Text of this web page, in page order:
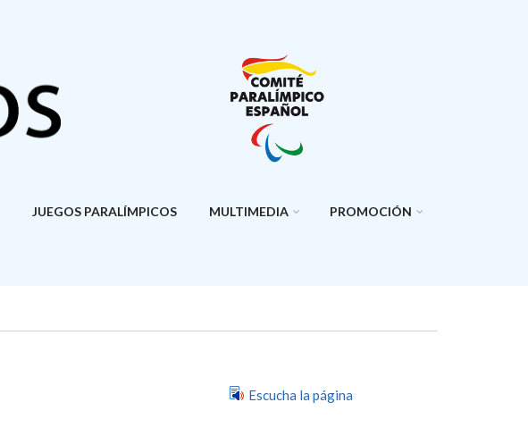
JUEGOS PARALÍMPICOS MULTIMEDIA PROMOCIÓN
Escucha la página